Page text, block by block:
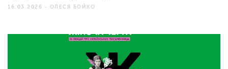
16.03.2026 - ОЛЕСЯ БОЙКО